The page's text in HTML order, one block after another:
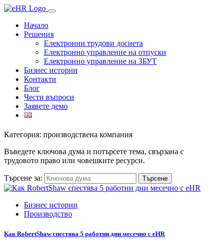
Начало
Решения
Електронни трудови досиета
Електронно управление на отпуски
Електронно управление на ЗБУТ
Бизнес истории
Контакти
Блог
Чести въпроси
Заявете демо
Категория: производствена компания
Въведете ключова дума и потърсете тема, свързана с
трудовото право или човешките ресурси.
Търсене за:
Бизнес истории
Производство
Как RobertShaw спестява 5 работни дни месечно с eHR